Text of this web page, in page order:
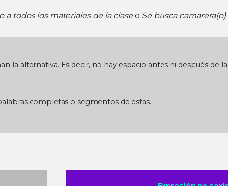
a todos los materiales de la clase o Se busca
la alternativa. Es decir, no hay espacio antes ni después de
completas o segmentos de estas.